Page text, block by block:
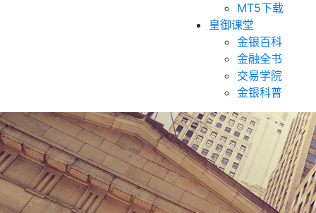
MT5下载
皇御课堂
金银百科
金融全书
交易学院
金银科普